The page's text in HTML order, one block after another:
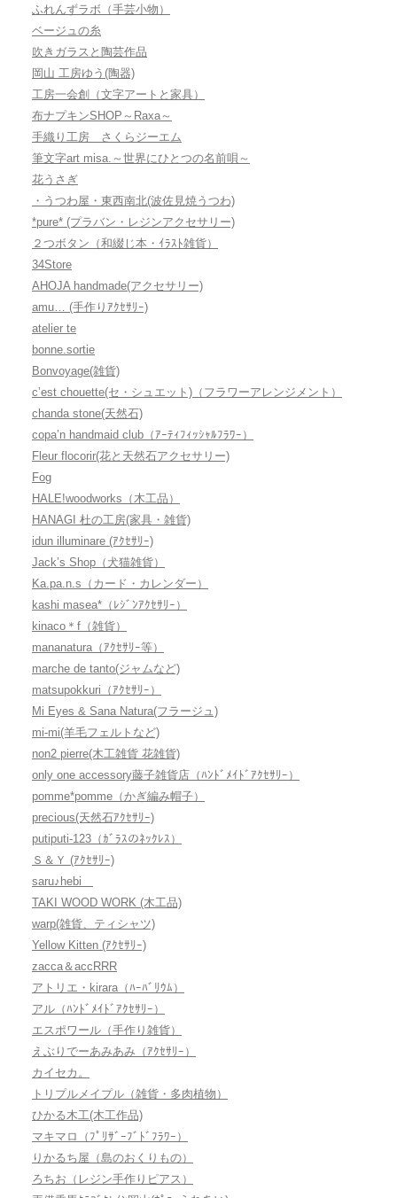
ふれんずラボ（手芸小物）
ベージュの糸
吹きガラスと陶芸作品
岡山 工房ゆう(陶器)
工房一会創（文字アートと家具）
布ナプキンSHOP～Raxa～
手織り工房 さくらジーエム
筆文字art misa.～世界にひとつの名前唄～
花うさぎ
・うつわ屋・東西南北(波佐見焼うつわ)
*pure* (プラバン・レジンアクセサリー)
２つボタン（和綴じ本・ｲﾗｽﾄ雑貨）
34Store
AHOJA handmade(アクセサリー)
amu… (手作りｱｸｾｻﾘｰ)
atelier te
bonne.sortie
Bonvoyage(雑貨)
c’est chouette(セ・シュエット)（フラワーアレンジメント）
chanda stone(天然石)
copa’n handmaid club（ｱｰﾃｨﾌｨｯｼｬﾙﾌﾗﾜｰ）
Fleur flocorir(花と天然石アクセサリー)
Fog
HALE!woodworks（木工品）
HANAGI 杜の工房(家具・雑貨)
idun illuminare (ｱｸｾｻﾘｰ)
Jack’s Shop（犬猫雑貨）
Ka.pa.n.s（カード・カレンダー）
kashi masea*（ﾚｼﾞﾝｱｸｾｻﾘｰ）
kinaco＊f（雑貨）
mananatura（ｱｸｾｻﾘｰ等）
marche de tanto(ジャムなど)
matsupokkuri（ｱｸｾｻﾘｰ）
Mi Eyes & Sana Natura(フラージュ)
mi-mi(羊毛フェルトなど)
non2 pierre(木工雑貨 花雑貨)
only one accessory藤子雑貨店（ﾊﾝﾄﾞﾒｲﾄﾞｱｸｾｻﾘｰ）
pomme*pomme（かぎ編み帽子）
precious(天然石ｱｸｾｻﾘｰ)
putiputi-123（ｶﾞﾗｽのﾈｯｸﾚｽ）
Ｓ＆Ｙ (ｱｸｾｻﾘｰ)
saru♪hebi
TAKI WOOD WORK (木工品)
warp(雑貨、ティシャツ)
Yellow Kitten (ｱｸｾｻﾘｰ)
zacca＆accRRR
アトリエ・kirara（ﾊｰﾊﾞﾘｳﾑ）
アル（ﾊﾝﾄﾞﾒｲﾄﾞｱｸｾｻﾘｰ）
エスポワール（手作り雑貨）
えぶりでーあみあみ（ｱｸｾｻﾘｰ）
カイセカ。
トリプルメイプル（雑貨・多肉植物）
ひかる木工(木工作品)
マキマロ（ﾌﾟﾘｻﾞｰﾌﾞﾄﾞﾌﾗﾜｰ）
りかるち屋（島のおくりもの）
ろちお（レジン手作りピアス）